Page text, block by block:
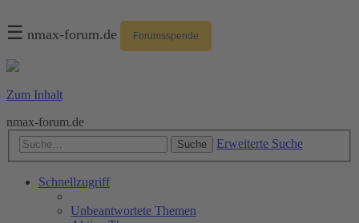
☰ nmax-forum.de Forumsspende
Zum Inhalt
nmax-forum.de
Suche Erweiterte Suche
Schnellzugriff
Unbeantwortete Themen